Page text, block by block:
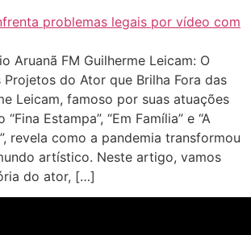
Aruanã FM Guilherme Leicam: O
do Ator que Brilha Fora das
Leicam, famoso por suas atuações
Estampa”, “Em Família” e “A
revela como a pandemia transformou
artístico. Neste artigo, vamos
do ator, […]